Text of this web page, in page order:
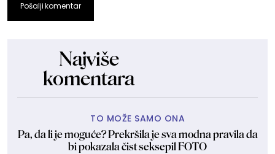
Pošalji komentar
Najviše
komentara
TO MOŽE SAMO ONA
Pa, da li je moguće? Prekršila je sva modna pravila da
bi pokazala čist seksepil FOTO